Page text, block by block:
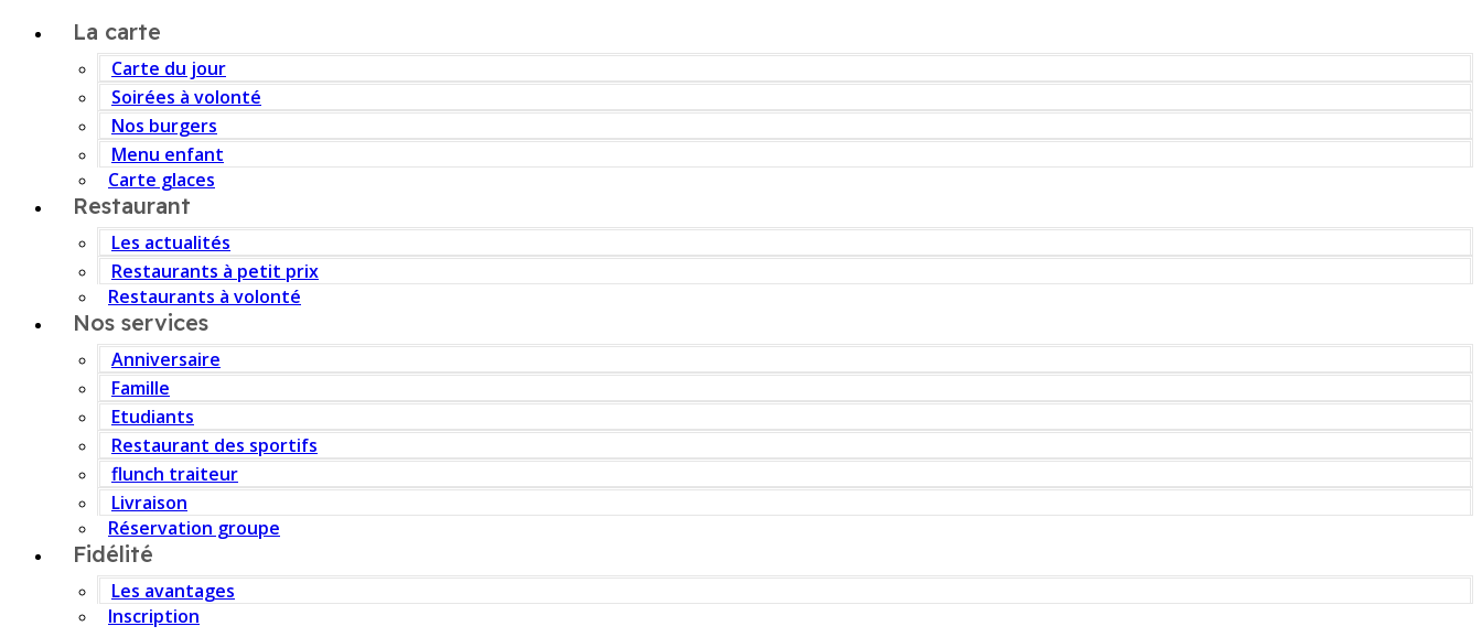
La carte
Carte du jour
Soirées à volonté
Nos burgers
Menu enfant
Carte glaces
Restaurant
Les actualités
Restaurants à petit prix
Restaurants à volonté
Nos services
Anniversaire
Famille
Etudiants
Restaurant des sportifs
flunch traiteur
Livraison
Réservation groupe
Fidélité
Les avantages
Inscription